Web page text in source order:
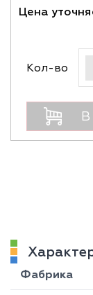
Цена
Кол-во
В
Фабрика